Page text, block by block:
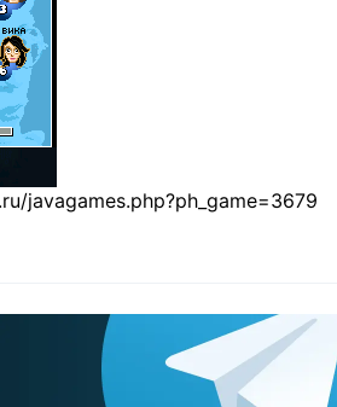
javagames.php?ph_game=3679